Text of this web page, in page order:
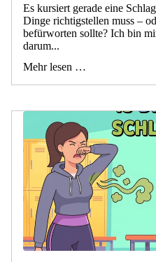
Es kursiert gerade eine
Dinge richtigstellen muss –
befürworten sollte? Ich bin
darum...
Mehr lesen …